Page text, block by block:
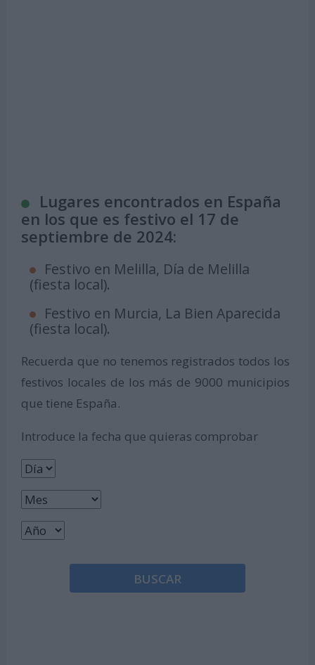
Lugares encontrados en España
en los que es festivo el 17 de
septiembre de 2024:
Festivo en Melilla, Día de Melilla
(fiesta local).
Festivo en Murcia, La Bien Aparecida
(fiesta local).
Recuerda que no tenemos registrados todos los
festivos locales de los más de 9000 municipios
que tiene España.
Introduce la fecha que quieras comprobar